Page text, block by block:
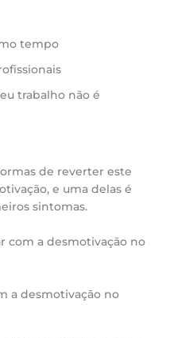
tempo
trabalho não é
de reverter este
e uma delas é
sintomas.
com a desmotivação no
a desmotivação no